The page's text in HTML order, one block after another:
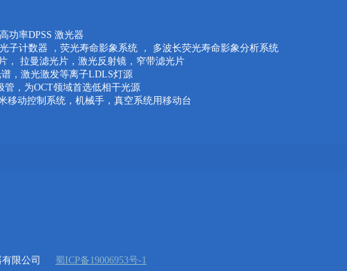
功率DPSS 激光器
子计数器 ，荧光寿命影象系统 ， 多波长荧光寿命影象分析系统
， 拉曼滤光片，激光反射镜，窄带滤光片
，激光激发等离子LDLS灯源
管，为OCT领域首选低相干光源
移动控制系统，机械手，真空系统用移动台
限公司 蜀ICP备19006953号-1